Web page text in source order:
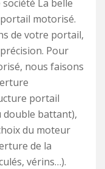
La belle
motorisé.
de votre portail,
Pour
nous faisons
portail
double battant),
du moteur
de la
vérins…).